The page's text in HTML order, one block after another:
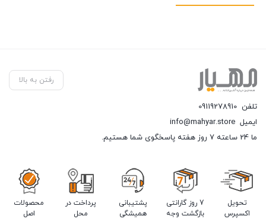
رفتن به بالا
تلفن 09119278910
ایمیل info@mahyar.store
ما 24 ساعته 7 روز هفته پاسخگوی شما هستیم.
تحویل
اکسپرس
7 روز گارانتی
بازگشت وجه
پشتیبانی
همیشگی
پرداخت در
محل
محصولات
اصل